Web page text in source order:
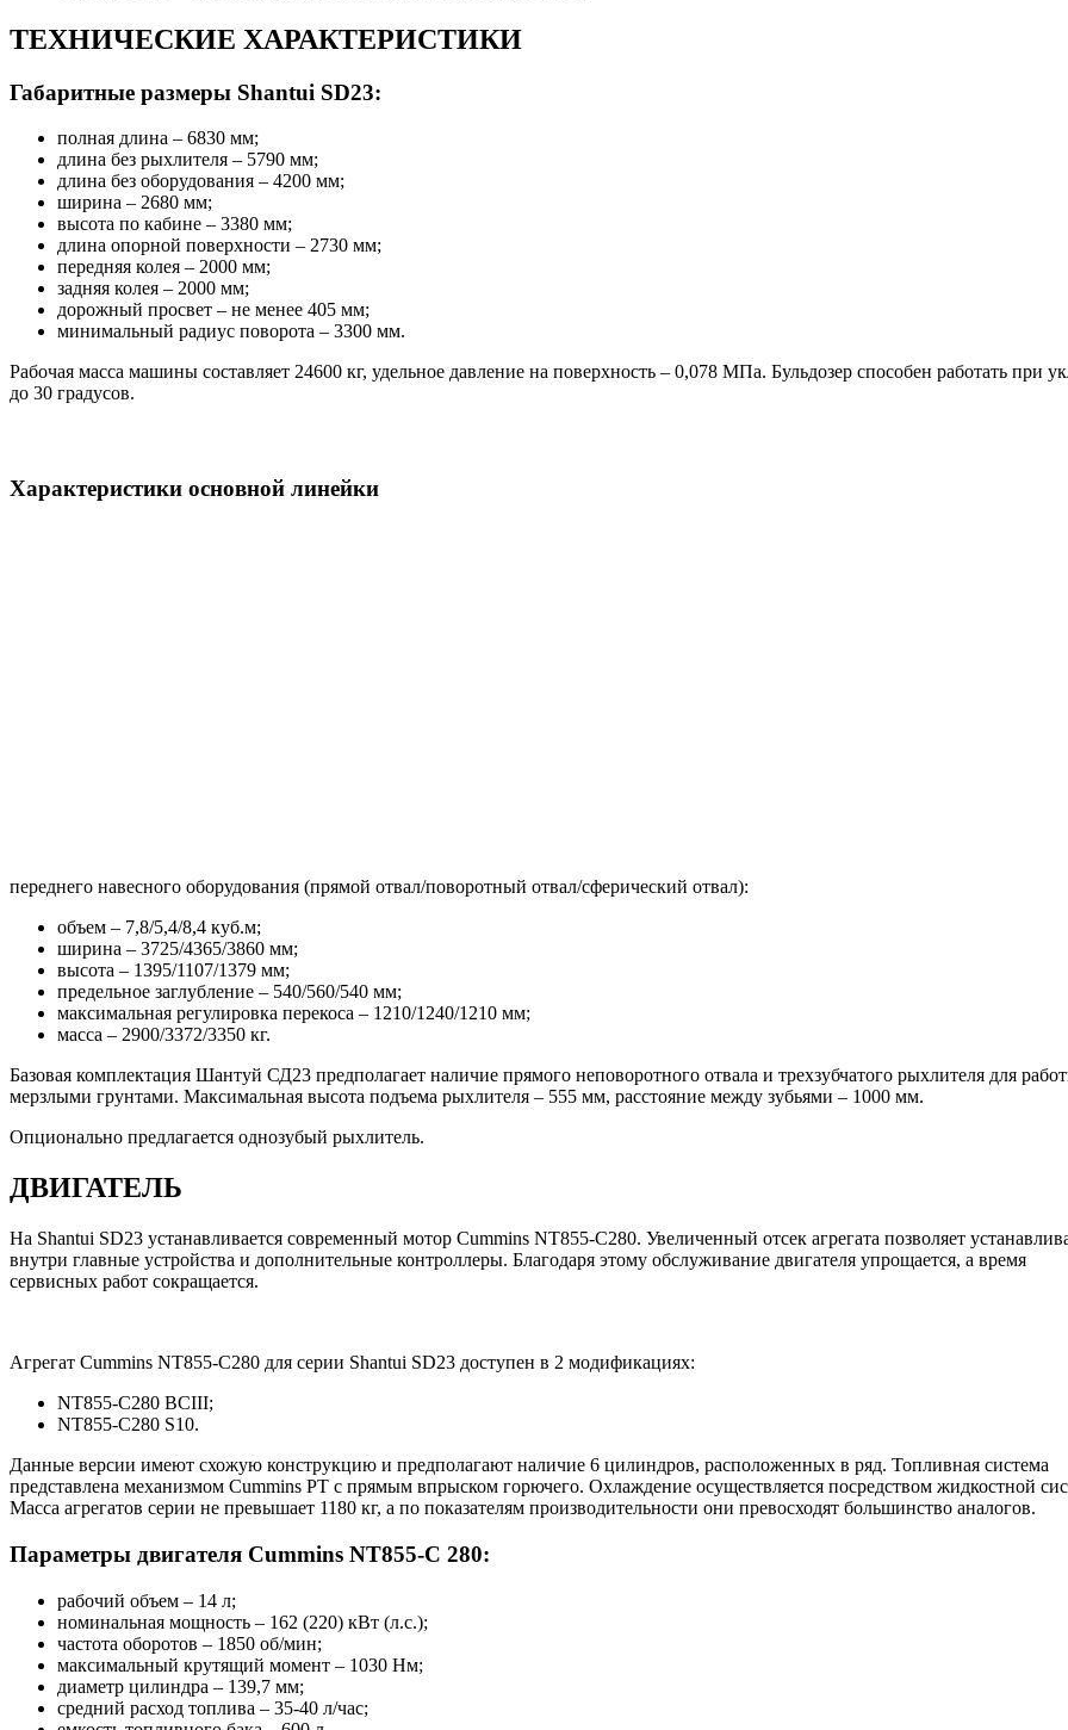
ТЕХНИЧЕСКИЕ ХАРАКТЕРИСТИКИ
Габаритные размеры Shantui SD23:
полная длина – 6830 мм;
длина без рыхлителя – 5790 мм;
длина без оборудования – 4200 мм;
ширина – 2680 мм;
высота по кабине – 3380 мм;
длина опорной поверхности – 2730 мм;
передняя колея – 2000 мм;
задняя колея – 2000 мм;
дорожный просвет – не менее 405 мм;
минимальный радиус поворота – 3300 мм.
Рабочая масса машины составляет 24600 кг, удельное давление на поверхность – 0,078 МПа. Бульдозер способен работать при
до 30 градусов.
Характеристики основной линейки
переднего навесного оборудования (прямой отвал/поворотный отвал/сферический отвал):
объем – 7,8/5,4/8,4 куб.м;
ширина – 3725/4365/3860 мм;
высота – 1395/1107/1379 мм;
предельное заглубление – 540/560/540 мм;
максимальная регулировка перекоса – 1210/1240/1210 мм;
масса – 2900/3372/3350 кг.
Базовая комплектация Шантуй СД23 предполагает наличие прямого неповоротного отвала и трехзубчатого рыхлителя для
мерзлыми грунтами. Максимальная высота подъема рыхлителя – 555 мм, расстояние между зубьями – 1000 мм.
Опционально предлагается однозубый рыхлитель.
ДВИГАТЕЛЬ
На Shantui SD23 устанавливается современный мотор Cummins NT855-C280. Увеличенный отсек агрегата позволяет
внутри главные устройства и дополнительные контроллеры. Благодаря этому обслуживание двигателя упрощается, а время
сервисных работ сокращается.
Агрегат Cummins NT855-C280 для серии Shantui SD23 доступен в 2 модификациях:
NT855-C280 BCIII;
NT855-C280 S10.
Данные версии имеют схожую конструкцию и предполагают наличие 6 цилиндров, расположенных в ряд. Топливная система
представлена механизмом Cummins PT с прямым впрыском горючего. Охлаждение осуществляется посредством жидкостной
Масса агрегатов серии не превышает 1180 кг, а по показателям производительности они превосходят большинство аналогов.
Параметры двигателя Cummins NT855-C 280:
рабочий объем – 14 л;
номинальная мощность – 162 (220) кВт (л.с.);
частота оборотов – 1850 об/мин;
максимальный крутящий момент – 1030 Нм;
диаметр цилиндра – 139,7 мм;
средний расход топлива – 35-40 л/час;